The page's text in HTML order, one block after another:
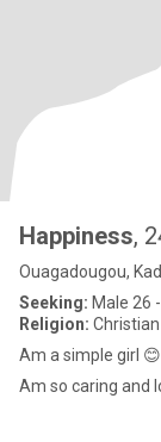
Happiness,
Ouagadougou,
Seeking: Male 26
Religion: Christian
Am a simple girl
Am so caring and